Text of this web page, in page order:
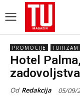
PROMOCIJE TURIZAM
Hotel
zadovoljstva
Od Redakcija 05/09/